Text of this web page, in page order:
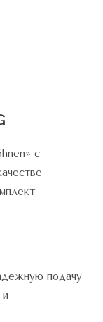
с
подачу